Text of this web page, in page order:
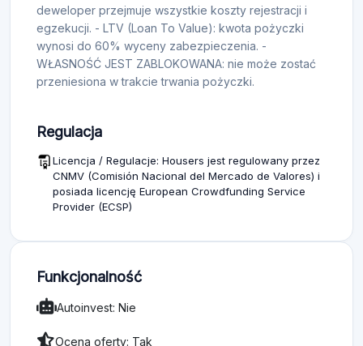
deweloper przejmuje wszystkie koszty rejestracji i
egzekucji. - LTV (Loan To Value): kwota pożyczki
wynosi do 60% wyceny zabezpieczenia. -
WŁASNOŚĆ JEST ZABLOKOWANA: nie może zostać
przeniesiona w trakcie trwania pożyczki.
Regulacja
Licencja / Regulacje: Housers jest regulowany przez
CNMV (Comisión Nacional del Mercado de Valores) i
posiada licencję European Crowdfunding Service
Provider (ECSP)
Funkcjonalność
Autoinvest: Nie
Ocena oferty: Tak